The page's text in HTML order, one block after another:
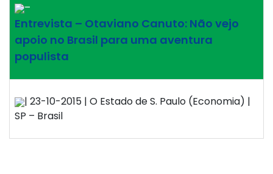
–
Entrevista – Otaviano Canuto: Não vejo
apoio no Brasil para uma aventura
populista
| 23-10-2015 | O Estado de S. Paulo (Economia) |
SP – Brasil